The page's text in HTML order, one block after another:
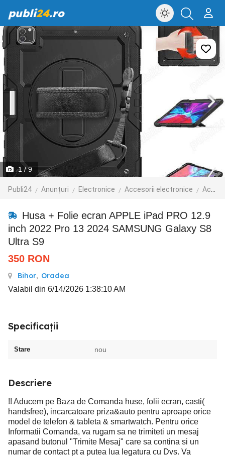
publi24.ro
1 / 9
Publi24 Anunțuri Electronice Accesorii electronice Accesorii telefoane mobile
Husa + Folie ecran APPLE iPad PRO 12.9
inch 2022 Pro 13 2024 SAMSUNG Galaxy S8
Ultra S9
350 RON
Bihor, Oradea
Valabil din 6/14/2026 1:38:10 AM
Specificații
Stare nou
Descriere
!! Aducem pe Baza de Comanda huse, folii ecran, casti(
handsfree), incarcatoare priza&auto pentru aproape orice
model de telefon & tableta & smartwatch. Pentru orice
Informatii Comanda, va rugam sa ne trimiteti un mesaj
apasand butonul "Trimite Mesaj" care sa contina si un
numar de contact pt a putea lua legatura cu Dvs. Va